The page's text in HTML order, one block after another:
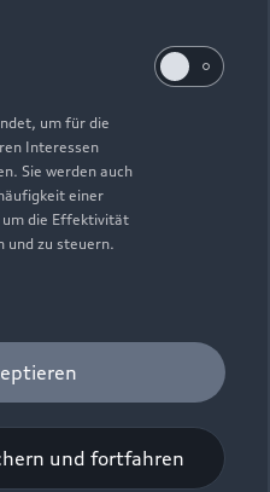
um für die
Interessen
Sie werden auch
einer
um die Effektivität
und zu steuern.
und fortfahren
vorbehalten
Act